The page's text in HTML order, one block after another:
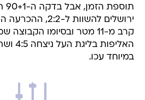
ירושלים להשוות ל-
קרב מ-11 מטר ובסיומו
במיוחד עכו.